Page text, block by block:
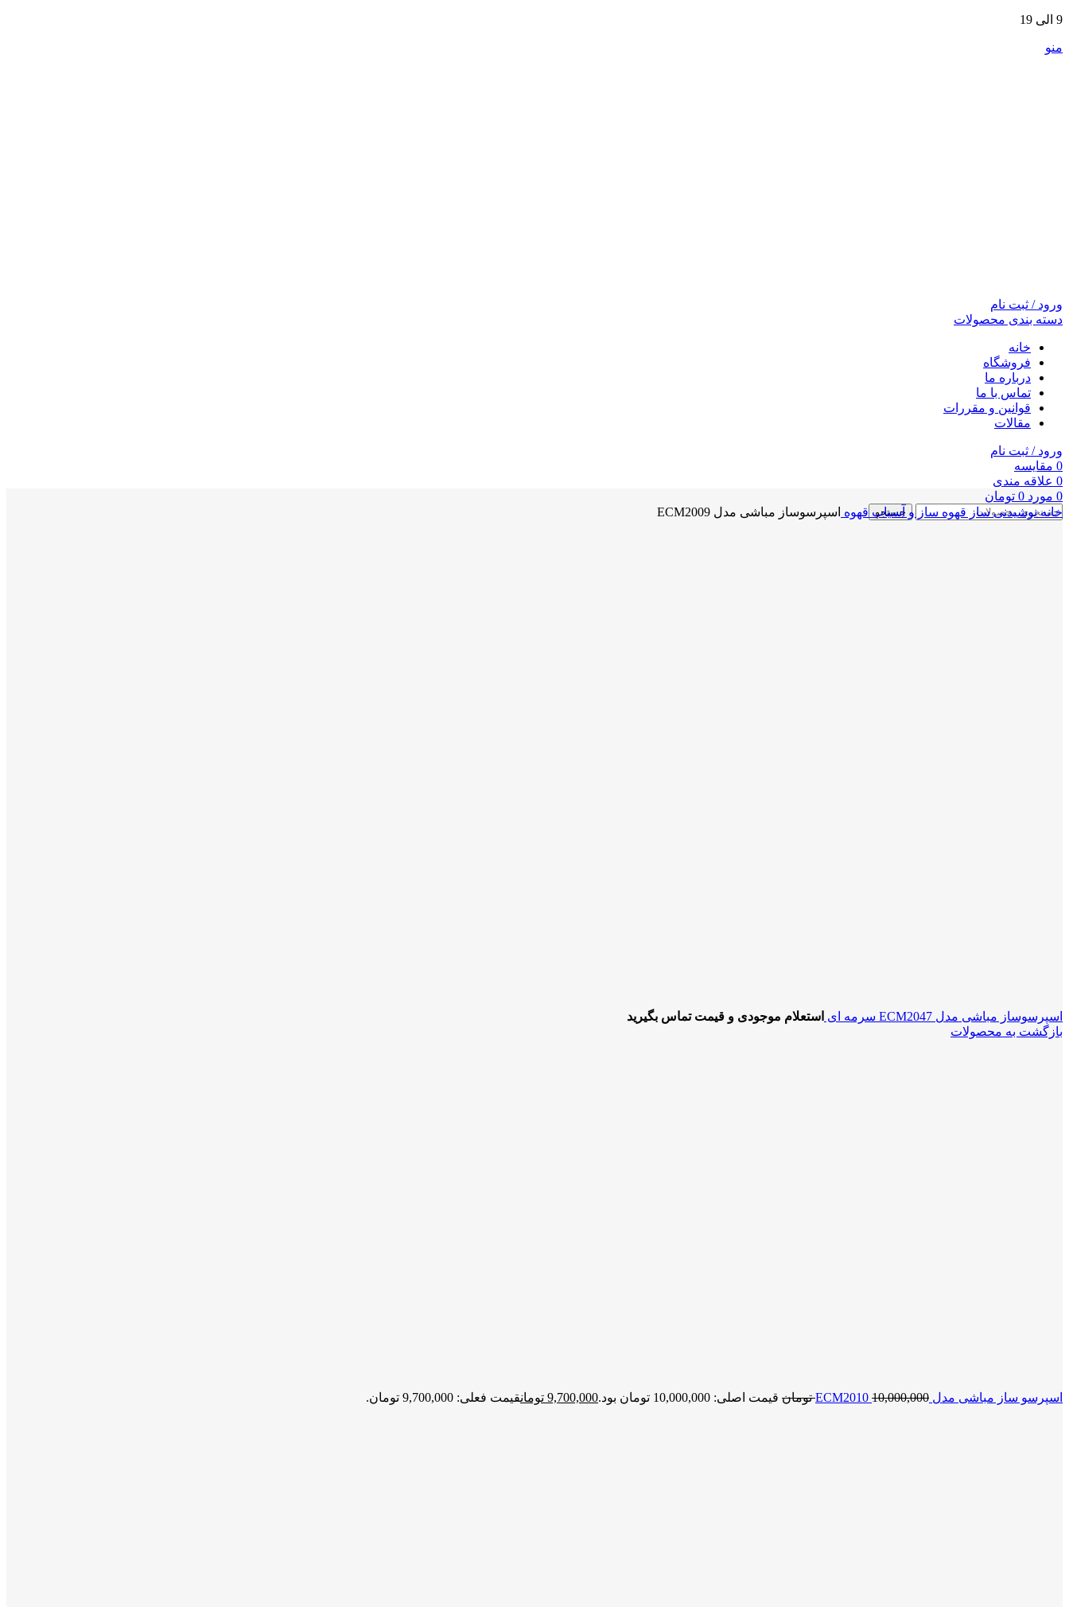
9 الی 19
منو
ورود / ثبت نام
دسته بندی محصولات
خانه
فروشگاه
درباره ما
تماس با ما
قوانین و مقررات
مقالات
ورود / ثبت نام
0 مقايسه
0 علاقه مندی
0 مورد 0 تومان
جستجو خانهنوشیدنی ساز قهوه ساز و آسیاب قهوه اسپرسوساز مباشی مدل ECM2009
اسپرسوساز مباشی مدل ECM2047 سرمه ای
استعلام موجودی و قیمت تماس بگیرید
بازگشت به محصولات
اسپرسو ساز مباشی مدل ECM2010 10,000,000 تومان قیمت اصلی: 10,000,000 تومان بود. 9,700,000 تومانقیمت فعلی: 9,700,000 تومان.